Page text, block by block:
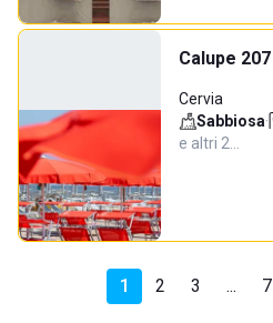
Calupe 207
Cervia
Sabbiosa·
e altri 2…
1 2 3 ... 7